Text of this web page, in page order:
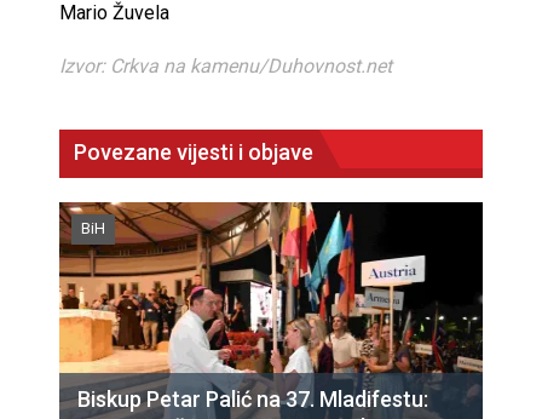
Mario Žuvela
Izvor: Crkva na kamenu/Duhovnost.net
Povezane vijesti i objave
BiH
Biskup Petar Palić na 37. Mladifestu: